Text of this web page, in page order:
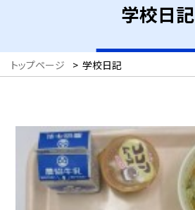
学校日記
トップページ > 学校日記